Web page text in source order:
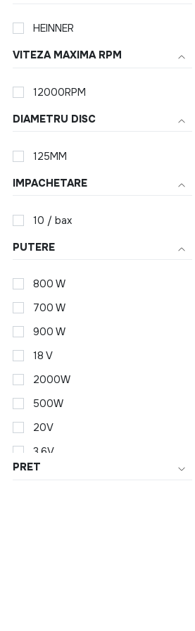
HEINNER
VITEZA MAXIMA RPM
12000RPM
DIAMETRU DISC
125MM
IMPACHETARE
10 / bax
PUTERE
800 W
700 W
900 W
18 V
2000W
500W
20V
3.6V
PRET